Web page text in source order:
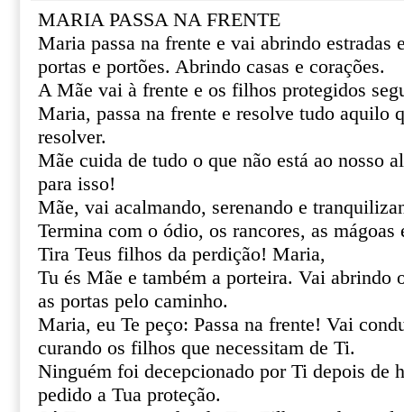
MARIA PASSA NA FRENTE
Maria passa na frente e vai abrindo estradas
portas e portões. Abrindo casas e corações.
A Mãe vai à frente e os filhos protegidos
Maria, passa na frente e resolve tudo aquilo
resolver.
Mãe cuida de tudo o que não está ao nosso
para isso!
Mãe, vai acalmando, serenando e
Termina com o ódio, os rancores, as mágoas
Tira Teus filhos da perdição! Maria,
Tu és Mãe e também a porteira. Vai abrindo
as portas pelo caminho.
Maria, eu Te peço: Passa na frente! Vai
curando os filhos que necessitam de Ti.
Ninguém foi decepcionado por Ti depois de
pedido a Tua proteção.